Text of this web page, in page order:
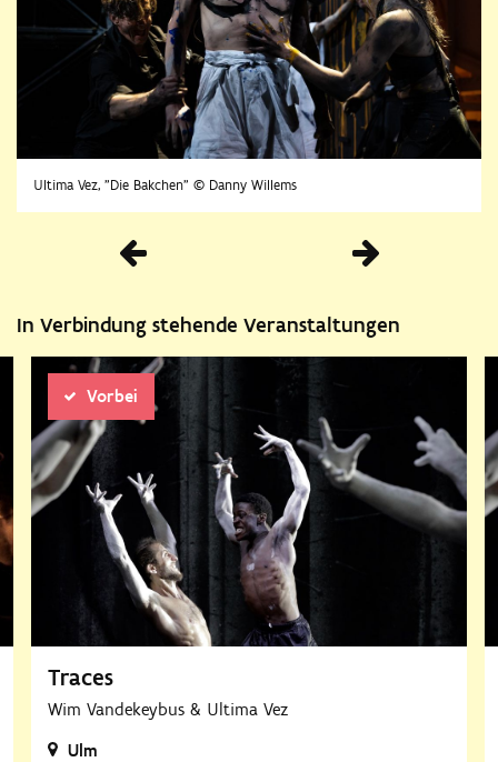
Ultima Vez, "Die Bakchen" © Danny Willems
Vorherige
In Verbindung stehende Veranstaltungen
Vorbei
Traces
Wim Vandekeybus & Ultima Vez
Ulm